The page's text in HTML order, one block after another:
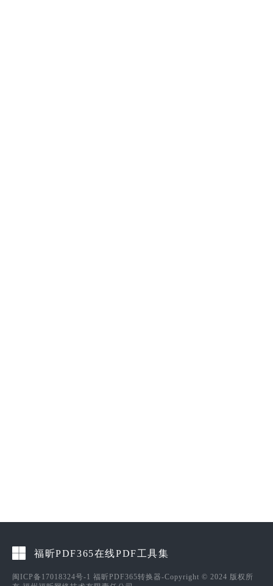
福昕PDF365在线PDF工具集
闽ICP备17018324号-1 福昕PDF365转换器-Copyright © 2024 版权所